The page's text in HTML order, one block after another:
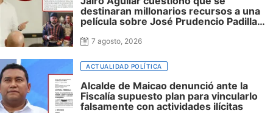
destinaran millonarios recursos a una
película sobre José Prudencio Padilla
ni incluyó al departamento, mientras
honor en Riohacha
7 agosto, 2026
ACTUALIDAD POLÍTICA
Alcalde de Maicao denunció ante la
Fiscalía supuesto plan para vincularlo
falsamente con actividades ilícitas